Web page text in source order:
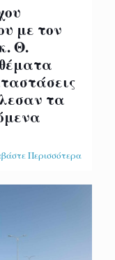
με τον
Θ.
τα
Περισσότερα